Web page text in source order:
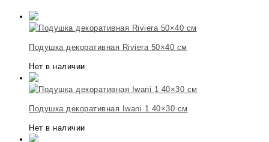
Подушка декоративная Riviera 50×40 см
Нет в наличии
Подушка декоративная Iwani 1 40×30 см
Нет в наличии